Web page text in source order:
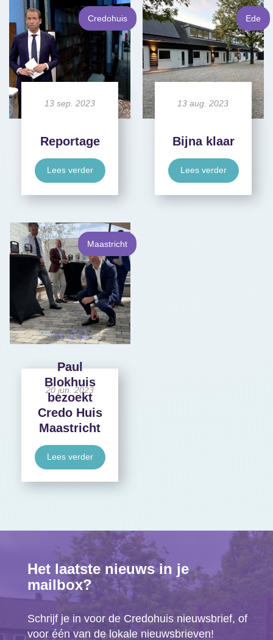
Reportage
Credohuis
13 sep. 2023
Lees verder
Bijna klaar
Ede
13 aug. 2023
Lees verder
Paul
Blokhuis
bezoekt
Credo Huis
Maastricht
Maastricht
20 jun. 2023
Lees verder
Het laatste nieuws in je
mailbox?
Schrijf je in voor de Credohuis nieuwsbrief, of
voor één van de lokale nieuwsbrieven!